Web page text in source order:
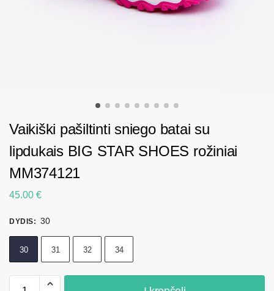
Vaikiški pašiltinti sniego batai su
lipdukais BIG STAR SHOES rožiniai
MM374121
45.00 €
DYDIS: 30
30 31 32 34